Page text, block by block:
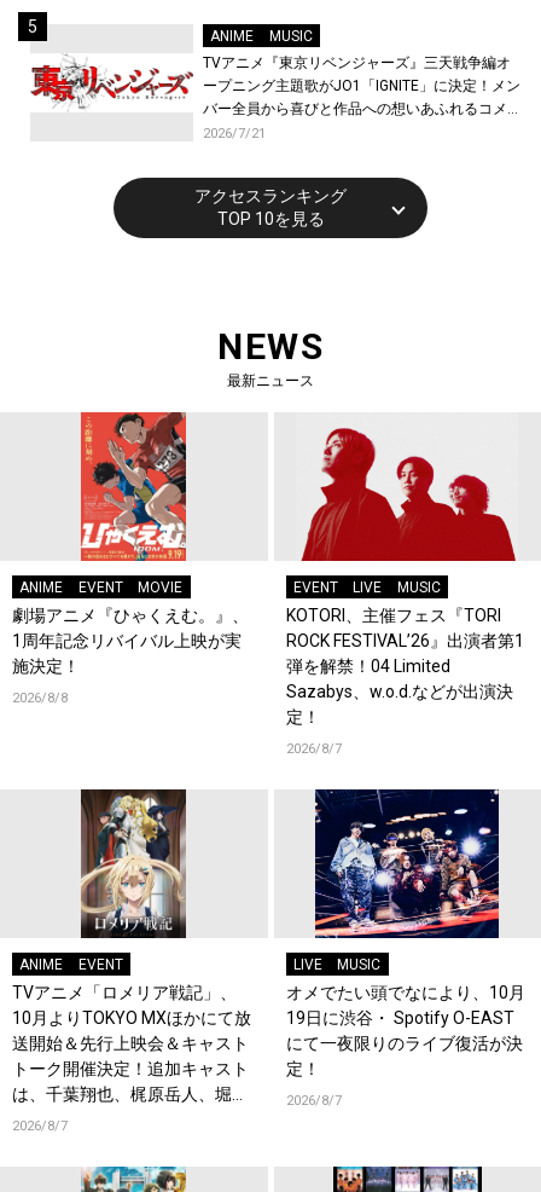
ANIME
MUSIC
TVアニメ『東京リベンジャーズ』三天戦争編オ
ープニング主題歌がJO1「IGNITE」に決定！メン
バー全員から喜びと作品への想いあふれるコメン
トが到着！9月に東京・大阪で先行上映会を開
2026/7/21
アクセスランキング
TOP 10を見る
NEWS
最新ニュース
ANIME EVENT MOVIE
劇場アニメ『ひゃくえむ。』、
1周年記念リバイバル上映が実
施決定！
2026/8/8
EVENT LIVE MUSIC
KOTORI、主催フェス『TORI
ROCK FESTIVAL’26』出演者第1
弾を解禁！04 Limited
Sazabys、w.o.d.などが出演決
定！
2026/8/7
ANIME EVENT
TVアニメ「ロメリア戦記」、
10月よりTOKYO MXほかにて放
送開始＆先行上映会＆キャスト
トーク開催決定！追加キャスト
は、千葉翔也、梶原岳人、堀江
瞬、綿貫竜之介！PV第1弾公
2026/8/7
LIVE MUSIC
オメでたい頭でなにより、10月
19日に渋谷・ Spotify O-EAST
にて一夜限りのライブ復活が決
定！
2026/8/7